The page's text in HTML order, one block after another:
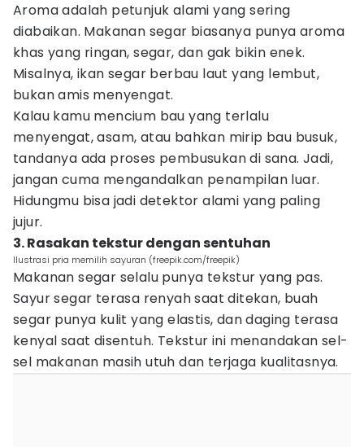
Aroma adalah petunjuk alami yang sering
diabaikan. Makanan segar biasanya punya aroma
khas yang ringan, segar, dan gak bikin enek.
Misalnya, ikan segar berbau laut yang lembut,
bukan amis menyengat.
Kalau kamu mencium bau yang terlalu
menyengat, asam, atau bahkan mirip bau busuk,
tandanya ada proses pembusukan di sana. Jadi,
jangan cuma mengandalkan penampilan luar.
Hidungmu bisa jadi detektor alami yang paling
jujur.
3. Rasakan tekstur dengan sentuhan
Ilustrasi pria memilih sayuran (freepik.com/freepik)
Makanan segar selalu punya tekstur yang pas.
Sayur segar terasa renyah saat ditekan, buah
segar punya kulit yang elastis, dan daging terasa
kenyal saat disentuh. Tekstur ini menandakan sel-
sel makanan masih utuh dan terjaga kualitasnya.